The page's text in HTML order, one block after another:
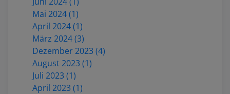
Mai 2024 (1)
April 2024 (1)
März 2024 (3)
Dezember 2023 (4)
August 2023 (1)
Juli 2023 (1)
April 2023 (1)